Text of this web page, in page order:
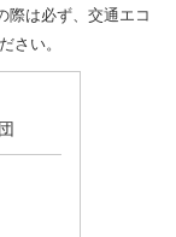
際は必ず、交通エコ
さい。